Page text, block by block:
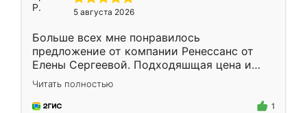
5 августа 2026
Больше всех мне понравилось
предложение от компании Ренессанс от
Елены Сергеевой. Подходяшщая цена и
короткие сроки изготовления. Приехавший
для замера сотрудник Владислав
предложил по моему эскизу самый
Читать полностью
1